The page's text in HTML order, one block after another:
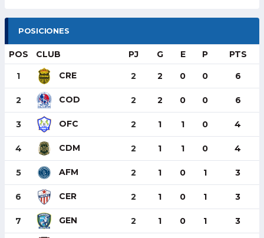
POSICIONES
POS CLUB PJ G E P PTS
1 CRE 2 2 0 0 6
2 COD 2 2 0 0 6
3 OFC 2 1 1 0 4
4 CDM 2 1 1 0 4
5 AFM 2 1 0 1 3
6 CER 2 1 0 1 3
7 GEN 2 1 0 1 3